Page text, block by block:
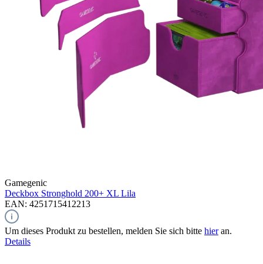
Gamegenic
Deckbox Stronghold 200+ XL Lila
EAN: 4251715412213
Um dieses Produkt zu bestellen, melden Sie sich bitte hieran.
Details